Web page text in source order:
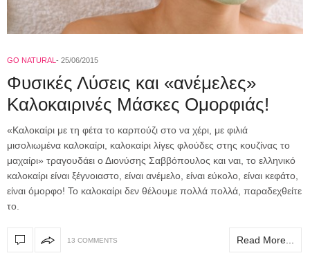
GO NATURAL 25/06/2015
Φυσικές Λύσεις και «ανέμελες»
Καλοκαιρινές Μάσκες Ομορφιάς!
«Καλοκαίρι με τη φέτα το καρπούζι στο να χέρι, με φιλιά
μισολιωμένα καλοκαίρι, καλοκαίρι λίγες φλούδες στης κουζίνας το
μαχαίρι» τραγουδάει ο Διονύσης Σαββόπουλος και ναι, το ελληνικό
καλοκαίρι είναι ξέγνοιαστο, είναι ανέμελο, είναι εύκολο, είναι κεφάτο,
είναι όμορφο! Το καλοκαίρι δεν θέλουμε πολλά πολλά, παραδεχθείτε
το.
13 COMMENTS Read More...